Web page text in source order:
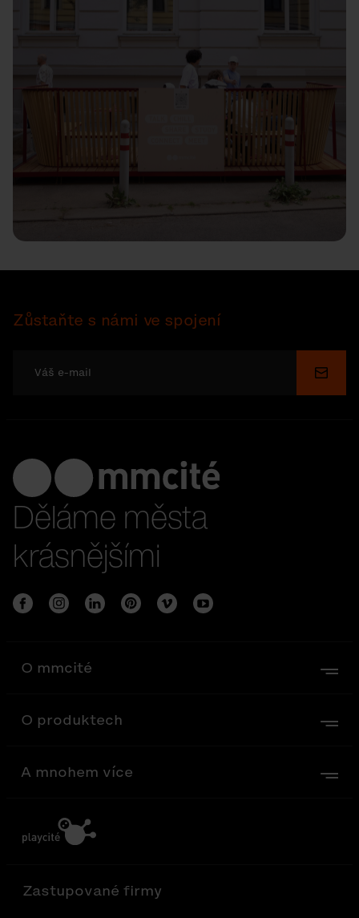
Zůstaňte s námi ve spojení
Děláme města
krásnějšími
O mmcité
O produktech
A mnohem více
Zastupované firmy